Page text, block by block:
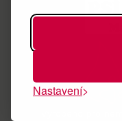
Nastavení